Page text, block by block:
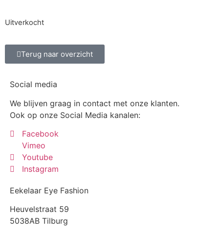
Uitverkocht
Terug naar overzicht
Social media
We blijven graag in contact met onze klanten.
Ook op onze Social Media kanalen:
Facebook
Vimeo
Youtube
Instagram
Eekelaar Eye Fashion
Heuvelstraat 59
5038AB Tilburg